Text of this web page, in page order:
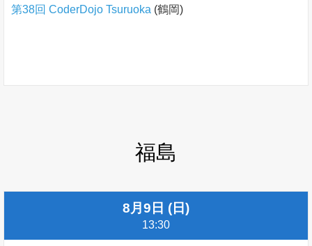
第38回 CoderDojo Tsuruoka (鶴岡)
福島
8月9日 (日)
13:30